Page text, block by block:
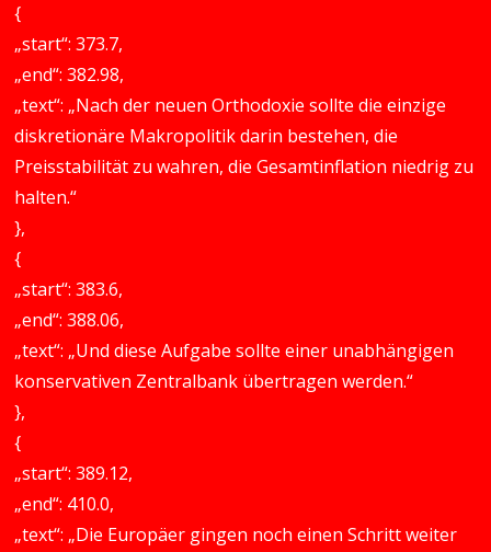
{
„start“: 373.7,
„end“: 382.98,
„text“: „Nach der neuen Orthodoxie sollte die einzige
diskretionäre Makropolitik darin bestehen, die
Preisstabilität zu wahren, die Gesamtinflation niedrig zu
halten.“
},
{
„start“: 383.6,
„end“: 388.06,
„text“: „Und diese Aufgabe sollte einer unabhängigen
konservativen Zentralbank übertragen werden.“
},
{
„start“: 389.12,
„end“: 410.0,
„text“: „Die Europäer gingen noch einen Schritt weiter